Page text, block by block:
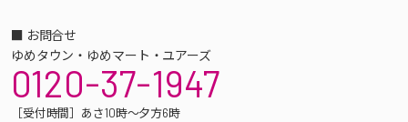
■ お問合せ
ゆめタウン・ゆめマート・ユアーズ
0120-37-1947
［受付時間］あさ10時～夕方6時